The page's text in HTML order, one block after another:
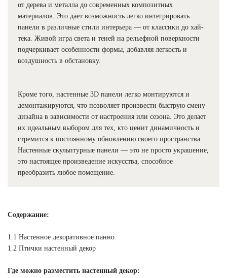
от дерева и металла до современных композитных
материалов. Это дает возможность легко интегрировать
панели в различные стили интерьера — от классики до хай-
тека. Живой игра света и теней на рельефной поверхности
подчеркивает особенности формы, добавляя легкость и
воздушность в обстановку.
Кроме того, настенные 3D панели легко монтируются и
демонтажируются, что позволяет произвести быструю смену
дизайна в зависимости от настроения или сезона. Это делает
их идеальным выбором для тех, кто ценит динамичность и
стремится к постоянному обновлению своего пространства.
Настенные скульптурные панели — это не просто украшение,
это настоящее произведение искусства, способное
преобразить любое помещение.
Содержание:
1.1 Настенное декоративное панно
1.2 Птички настенный декор
Где можно разместить настенный декор: